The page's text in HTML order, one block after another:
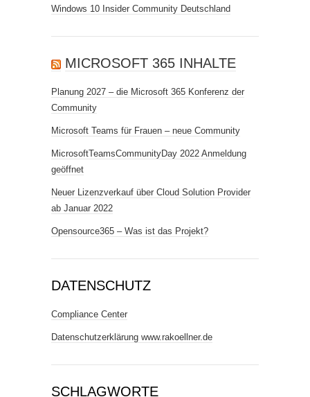
Windows 10 Insider Community Deutschland
MICROSOFT 365 INHALTE
Planung 2027 – die Microsoft 365 Konferenz der
Community
Microsoft Teams für Frauen – neue Community
MicrosoftTeamsCommunityDay 2022 Anmeldung
geöffnet
Neuer Lizenzverkauf über Cloud Solution Provider
ab Januar 2022
Opensource365 – Was ist das Projekt?
DATENSCHUTZ
Compliance Center
Datenschutzerklärung www.rakoellner.de
SCHLAGWORTE